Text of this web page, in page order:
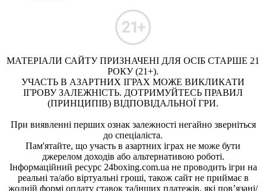
МАТЕРІАЛИ САЙТУ ПРИЗНАЧЕНІ ДЛЯ ОСІБ СТАРШЕ 21
РОКУ (21+).
УЧАСТЬ В АЗАРТНИХ ІГРАХ МОЖЕ ВИКЛИКАТИ
ІГРОВУ ЗАЛЕЖНІСТЬ. ДОТРИМУЙТЕСЬ ПРАВИЛ
(ПРИНЦИПІВ) ВІДПОВІДАЛЬНОЇ ГРИ.
При виявленні перших ознак залежності негайно зверніться
до спеціаліста.
Пам'ятайте, що участь в азартних іграх не може бути
джерелом доходів або альтернативою роботі.
Інформаційний ресурс 24boxing.com.ua не проводить ігри на
реальні та/або віртуальні гроші, також сайт не приймає в
жодній формі оплату ставок та/інших платежів, які пов’язані/